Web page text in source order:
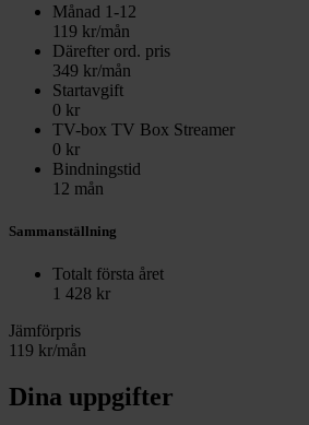
Månad 1-12
119 kr/mån
Därefter ord. pris
349 kr/mån
Startavgift
0 kr
TV-box TV Box Streamer
0 kr
Bindningstid
12 mån
Sammanställning
Totalt första året
1 428 kr
Jämförpris
119 kr/mån
Dina uppgifter